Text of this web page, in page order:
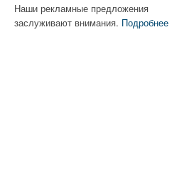
Наши рекламные предложения
заслуживают внимания. Подробнее